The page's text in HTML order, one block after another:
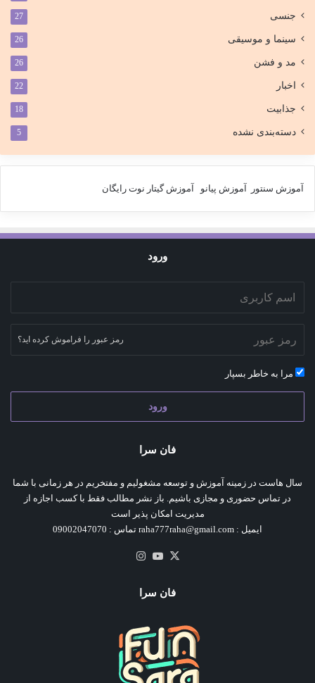
جنسی 27
سینما و موسیقی 26
مد و فشن 26
اخبار 22
جذابیت 18
دسته‌بندی نشده 5
آموزش سنتور آموزش پیانو آموزش گیتار نوت رایگان
ورود
رمز عبور را فراموش کرده اید؟
مرا به خاطر بسپار
ورود
فان سرا
سال هاست در زمینه آموزش و توسعه مشغولیم و مفتخریم در هر زمانی با شما
در تماس حضوری و مجازی باشیم. باز نشر مطالب فقط با کسب اجازه از
مدیریت امکان پذیر است
ایمیل : raha777raha@gmail.com تماس : 09002047070
X یوتیوب
فان سرا